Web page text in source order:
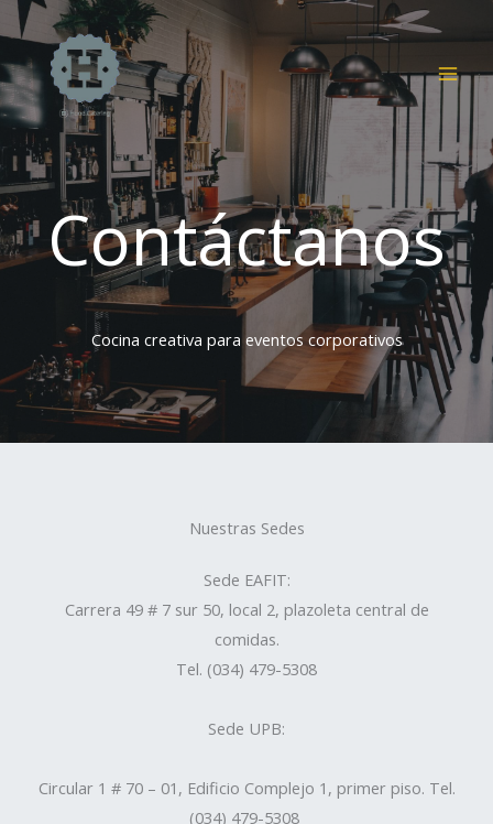
al
contenido
Contáctanos​
Cocina creativa para eventos corporativos
Nuestras Sedes
Sede EAFIT:
Carrera 49 # 7 sur 50, local 2, plazoleta central de
comidas.
Tel. (034) 479-5308
Sede UPB:
Circular 1 # 70 – 01, Edificio Complejo 1, primer piso. Tel.
(034) 479-5308